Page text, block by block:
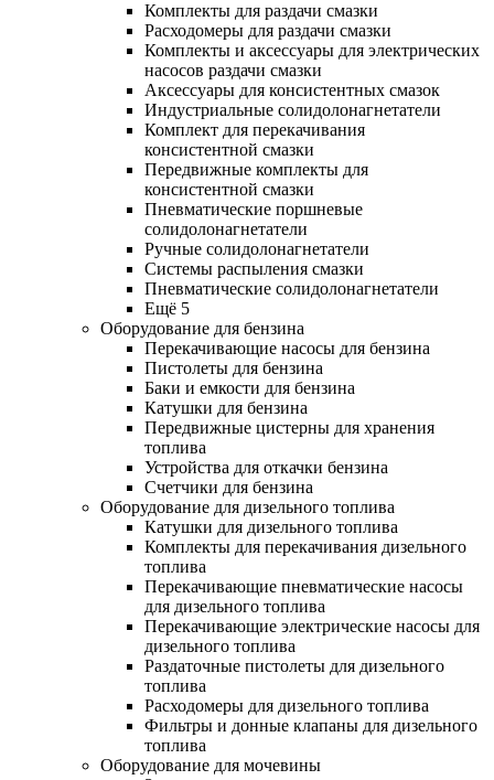
Комплекты для раздачи смазки
Расходомеры для раздачи смазки
Комплекты и аксессуары для электрических
насосов раздачи смазки
Аксессуары для консистентных смазок
Индустриальные солидолонагнетатели
Комплект для перекачивания
консистентной смазки
Передвижные комплекты для
консистентной смазки
Пневматические поршневые
солидолонагнетатели
Ручные солидолонагнетатели
Системы распыления смазки
Пневматические солидолонагнетатели
Ещё 5
Оборудование для бензина
Перекачивающие насосы для бензина
Пистолеты для бензина
Баки и емкости для бензина
Катушки для бензина
Передвижные цистерны для хранения
топлива
Устройства для откачки бензина
Счетчики для бензина
Оборудование для дизельного топлива
Катушки для дизельного топлива
Комплекты для перекачивания дизельного
топлива
Перекачивающие пневматические насосы
для дизельного топлива
Перекачивающие электрические насосы для
дизельного топлива
Раздаточные пистолеты для дизельного
топлива
Расходомеры для дизельного топлива
Фильтры и донные клапаны для дизельного
топлива
Оборудование для мочевины